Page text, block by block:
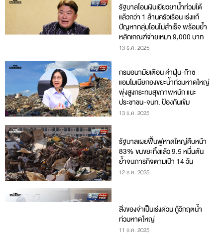
รัฐบาลโอนเงินเยียวยาน้ำท่วมใต้
แล้วกว่า 1 ล้านครัวเรือน เร่งแก้
ปัญหากลุ่มโอนไม่สำเร็จ พร้อมย้ำ
หลักเกณฑ์จ่ายเหมา 9,000 บาท
13 ธ.ค. 2025
กรมอนามัยเตือน ค่าฝุ่น-ก๊าซ
แอมโมเนียกองขยะน้ำท่วมหาดใหญ่
พุ่งสูงกระทบสุขภาพหนัก แนะ
ประชาชน-จนท. ป้องกันเข้ม
13 ธ.ค. 2025
รัฐบาลเผยฟื้นฟูหาดใหญ่คืบหน้า
83% ขนขยะทิ้งแล้ว 9.5 หมื่นตัน
ย้ำจบภารกิจตามเป้า 14 วัน
12 ธ.ค. 2025
สิ่งของจำเป็นเร่งด่วน กู้วิกฤตน้ำ
ท่วมหาดใหญ่
11 ธ.ค. 2025